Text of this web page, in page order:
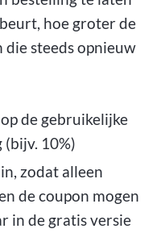
hoe groter de
die steeds opnieuw
de gebruikelijke
10%)
zodat alleen
de coupon mogen
in de gratis versie